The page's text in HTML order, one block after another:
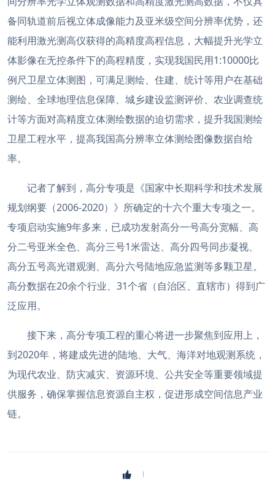
备同轨道前后视立体成像能力及亚米级空间分辨率优势，还
能利用激光测高仪获得的高精度高程信息，大幅提升光学立
体影像在无控条件下的高程精度，实现我国民用1:10000比
例尺卫星立体测图，可满足测绘、住建、统计等用户在基础
测绘、全球地理信息保障、城乡建设监测评价、农业调查统
计等方面对高精度立体测绘数据的迫切需求，提升我国测绘
卫星工程水平，提高我国高分辨率立体测绘图像数据自给
率。
记者了解到，高分专项是《国家中长期科学和技术发展
规划纲要（2006-2020）》所确定的十六个重大专项之一。
专项启动实施9年多来，已成功发射高分一号高分宽幅、高
分二号亚米全色、高分三号1米雷达、高分四号同步凝视、
高分五号高光谱观测、高分六号陆地应急监测等多颗卫星。
高分数据在20余个行业、31个省（自治区、直辖市）得到广
泛应用。
接下来，高分专项工程的重心将进一步聚焦到应用上，
到2020年，将建成先进的陆地、大气、海洋对地观测系统，
为现代农业、防灾减灾、资源环境、公共安全等重要领域提
供服务，确保掌握信息资源自主权，促进形成空间信息产业
链。